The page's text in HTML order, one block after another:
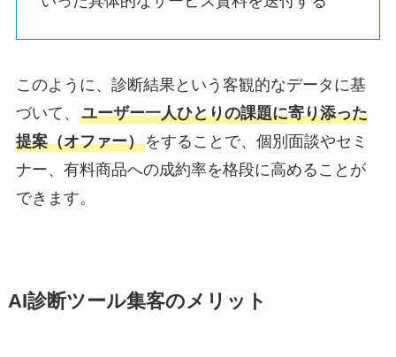
このように、診断結果という客観的なデータに基
づいて、 ユーザー一人ひとりの課題に寄り添った
提案（オファー）をすることで、個別面談やセミ
ナー、有料商品への成約率を格段に高めることが
できます。
AI診断ツール集客のメリット